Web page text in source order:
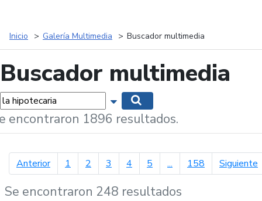
Inicio Galería Multimedia Buscador multimedia
Buscador multimedia
Mostrar opciones de búsqueda
encontraron 1896 resultados.
Anteriorpágina anterior
1 2 3 4 5 ... 158 Siguiente
Se encontraron 248 resultados